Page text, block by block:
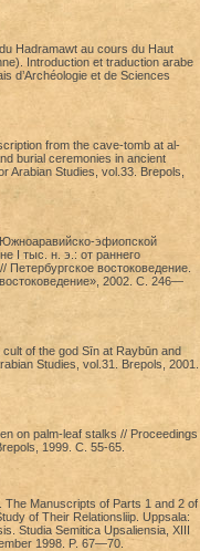
Hadramawt au cours du Haut
Introduction et traduction arabe
d’Archéologie et de Sciences
from the cave-tomb at al-
burial ceremonies in ancient
Arabian Studies, vol.33. Brepols,
эфиопской
I тыс. н. э.: от раннего
востоковедение.
2002. С. 246—
of the god Sīn at Raybūn and
Studies, vol.31. Brepols, 2001.
on palm-leaf stalks // Proceedings
1999. С. 55-65.
Manuscripts of Parts 1 and 2 of
of Their Relationsliip. Uppsala:
Studia Semitica Upsaliensia, XIII
1998. P. 67—70.